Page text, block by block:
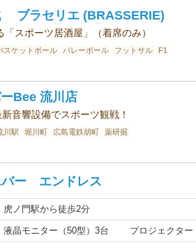
ブラセリエ (BRASSERIE)
スポーツ居酒屋」（着席のみ）
スケットボール バレーボール フットサル F1
Bee 流川店
音響設備でスポーツ観戦！
川駅 堀川町 広島電鉄胡町 薬研掘
バー エンドレス
虎ノ門駅から徒歩2分
液晶モニター（50型）3台 プロジェクター